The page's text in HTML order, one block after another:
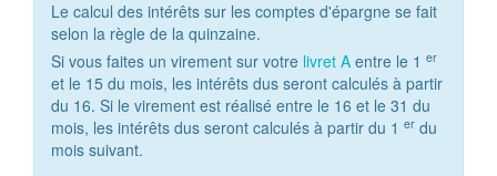
Le calcul des intérêts sur les comptes d'épargne se fait
selon la règle de la quinzaine.
Si vous faites un virement sur votre livret A entre le 1 er
et le 15 du mois, les intérêts dus seront calculés à partir
du 16. Si le virement est réalisé entre le 16 et le 31 du
mois, les intérêts dus seront calculés à partir du 1 er du
mois suivant.